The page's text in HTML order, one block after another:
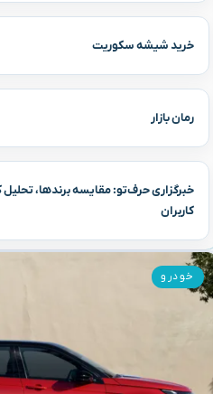
خرید شیشه سکوریت
رمان بازار
خبرگزاری حرف‌تو: مقایسه برندها،
کاربران
خودرو